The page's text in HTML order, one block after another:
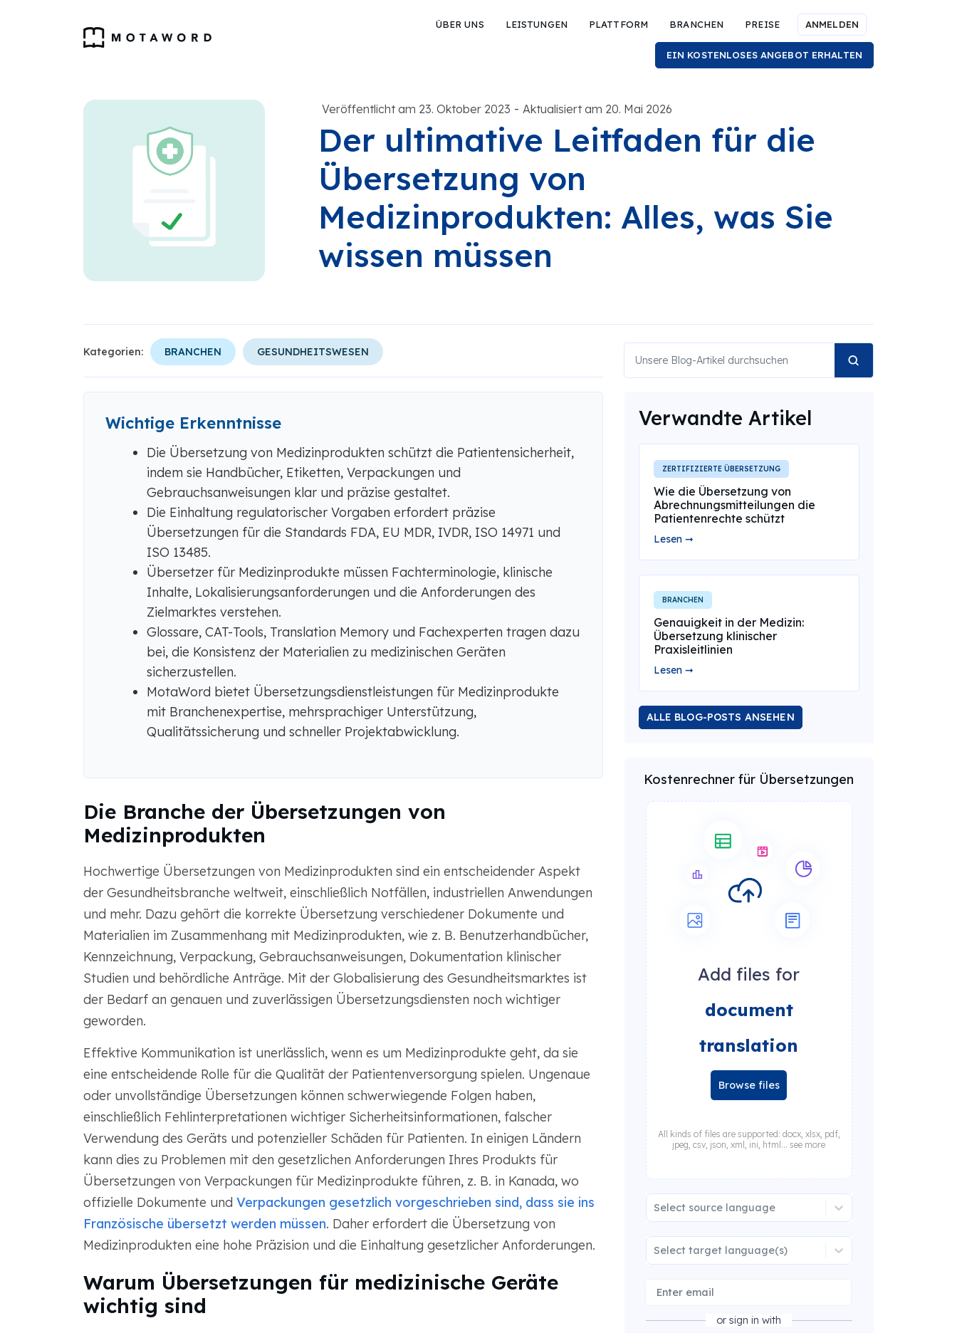
ÜBER UNS LEISTUNGEN PLATTFORM BRANCHEN PREISE ANMELDEN
EIN KOSTENLOSES ANGEBOT ERHALTEN
Veröffentlicht am 23. Oktober 2023 - Aktualisiert am 20. Mai 2026
Der ultimative Leitfaden für die
Übersetzung von
Medizinprodukten: Alles, was Sie
wissen müssen
Kategorien: BRANCHEN GESUNDHEITSWESEN
Wichtige Erkenntnisse
Die Übersetzung von Medizinprodukten schützt die Patientensicherheit,
indem sie Handbücher, Etiketten, Verpackungen und
Gebrauchsanweisungen klar und präzise gestaltet.
Die Einhaltung regulatorischer Vorgaben erfordert präzise
Übersetzungen für die Standards FDA, EU MDR, IVDR, ISO 14971 und
ISO 13485.
Übersetzer für Medizinprodukte müssen Fachterminologie, klinische
Inhalte, Lokalisierungsanforderungen und die Anforderungen des
Zielmarktes verstehen.
Glossare, CAT-Tools, Translation Memory und Fachexperten tragen dazu
bei, die Konsistenz der Materialien zu medizinischen Geräten
sicherzustellen.
MotaWord bietet Übersetzungsdienstleistungen für Medizinprodukte
mit Branchenexpertise, mehrsprachiger Unterstützung,
Qualitätssicherung und schneller Projektabwicklung.
Die Branche der Übersetzungen von
Medizinprodukten
Hochwertige Übersetzungen von Medizinprodukten sind ein entscheidender Aspekt
der Gesundheitsbranche weltweit, einschließlich Notfällen, industriellen Anwendungen
und mehr. Dazu gehört die korrekte Übersetzung verschiedener Dokumente und
Materialien im Zusammenhang mit Medizinprodukten, wie z. B. Benutzerhandbücher,
Kennzeichnung, Verpackung, Gebrauchsanweisungen, Dokumentation klinischer
Studien und behördliche Anträge. Mit der Globalisierung des Gesundheitsmarktes ist
der Bedarf an genauen und zuverlässigen Übersetzungsdiensten noch wichtiger
geworden.
Effektive Kommunikation ist unerlässlich, wenn es um Medizinprodukte geht, da sie
eine entscheidende Rolle für die Qualität der Patientenversorgung spielen. Ungenaue
oder unvollständige Übersetzungen können schwerwiegende Folgen haben,
einschließlich Fehlinterpretationen wichtiger Sicherheitsinformationen, falscher
Verwendung des Geräts und potenzieller Schäden für Patienten. In einigen Ländern
kann dies zu Problemen mit den gesetzlichen Anforderungen Ihres Produkts für
Übersetzungen von Verpackungen für Medizinprodukte führen, z. B. in Kanada, wo
offizielle Dokumente und Verpackungen gesetzlich vorgeschrieben sind, dass sie ins
Französische übersetzt werden müssen. Daher erfordert die Übersetzung von
Medizinprodukten eine hohe Präzision und die Einhaltung gesetzlicher Anforderungen.
Warum Übersetzungen für medizinische Geräte
wichtig sind
Verwandte Artikel
ZERTIFIZIERTE ÜBERSETZUNG
Wie die Übersetzung von
Abrechnungsmitteilungen die
Patientenrechte schützt
Lesen ➞
BRANCHEN
Genauigkeit in der Medizin:
Übersetzung klinischer
Praxisleitlinien
Lesen ➞
ALLE BLOG-POSTS ANSEHEN
Kostenrechner für Übersetzungen
Add files for
document
translation
Browse files
All kinds of files are supported: docx, xlsx, pdf,
jpeg, csv, json, xml, ini, html... see more
Select source language
Select target language(s)
or sign in with